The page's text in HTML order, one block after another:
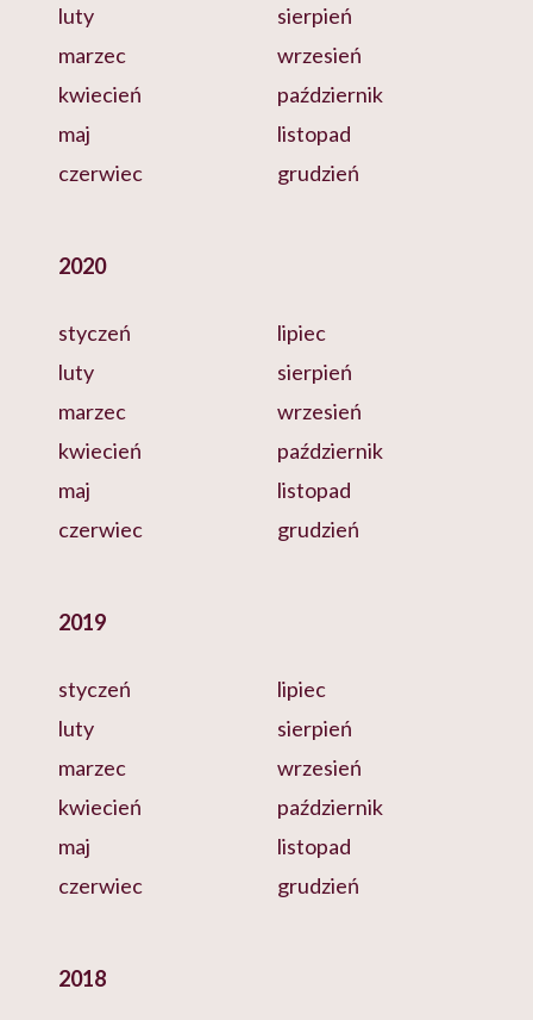
luty
marzec
kwiecień
maj
czerwiec
sierpień
wrzesień
październik
listopad
grudzień
2020
styczeń
luty
marzec
kwiecień
maj
czerwiec
lipiec
sierpień
wrzesień
październik
listopad
grudzień
2019
styczeń
luty
marzec
kwiecień
maj
czerwiec
lipiec
sierpień
wrzesień
październik
listopad
grudzień
2018